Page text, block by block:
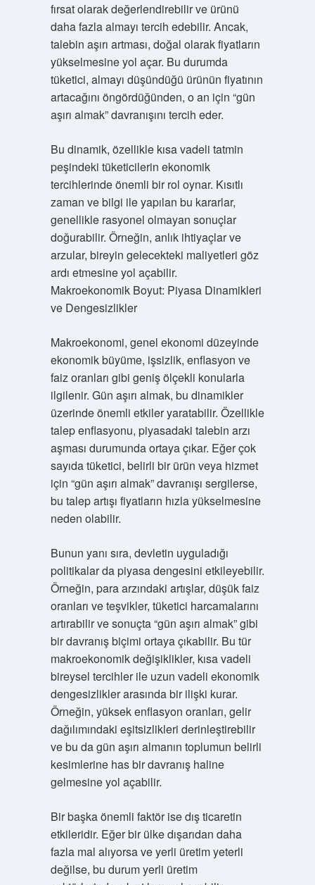
fırsat olarak değerlendirebilir ve ürünü
daha fazla almayı tercih edebilir. Ancak,
talebin aşırı artması, doğal olarak fiyatların
yükselmesine yol açar. Bu durumda
tüketici, almayı düşündüğü ürünün fiyatının
artacağını öngördüğünden, o an için “gün
aşırı almak” davranışını tercih eder.
Bu dinamik, özellikle kısa vadeli tatmin
peşindeki tüketicilerin ekonomik
tercihlerinde önemli bir rol oynar. Kısıtlı
zaman ve bilgi ile yapılan bu kararlar,
genellikle rasyonel olmayan sonuçlar
doğurabilir. Örneğin, anlık ihtiyaçlar ve
arzular, bireyin gelecekteki maliyetleri göz
ardı etmesine yol açabilir.
Makroekonomik Boyut: Piyasa Dinamikleri
ve Dengesizlikler
Makroekonomi, genel ekonomi düzeyinde
ekonomik büyüme, işsizlik, enflasyon ve
faiz oranları gibi geniş ölçekli konularla
ilgilenir. Gün aşırı almak, bu dinamikler
üzerinde önemli etkiler yaratabilir. Özellikle
talep enflasyonu, piyasadaki talebin arzı
aşması durumunda ortaya çıkar. Eğer çok
sayıda tüketici, belirli bir ürün veya hizmet
için “gün aşırı almak” davranışı sergilerse,
bu talep artışı fiyatların hızla yükselmesine
neden olabilir.
Bunun yanı sıra, devletin uyguladığı
politikalar da piyasa dengesini etkileyebilir.
Örneğin, para arzındaki artışlar, düşük faiz
oranları ve teşvikler, tüketici harcamalarını
artırabilir ve sonuçta “gün aşırı almak” gibi
bir davranış biçimi ortaya çıkabilir. Bu tür
makroekonomik değişiklikler, kısa vadeli
bireysel tercihler ile uzun vadeli ekonomik
dengesizlikler arasında bir ilişki kurar.
Örneğin, yüksek enflasyon oranları, gelir
dağılımındaki eşitsizlikleri derinleştirebilir
ve bu da gün aşırı almanın toplumun belirli
kesimlerine has bir davranış haline
gelmesine yol açabilir.
Bir başka önemli faktör ise dış ticaretin
etkileridir. Eğer bir ülke dışarıdan daha
fazla mal alıyorsa ve yerli üretim yeterli
değilse, bu durum yerli üretim